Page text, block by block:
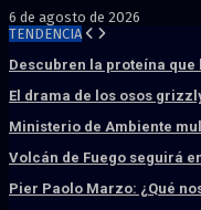
6 de agosto de 2026
TENDENCIA
Descubren la proteína que
El drama de los osos
Ministerio de Ambiente
Volcán de Fuego seguirá
Pier Paolo Marzo: ¿Qué